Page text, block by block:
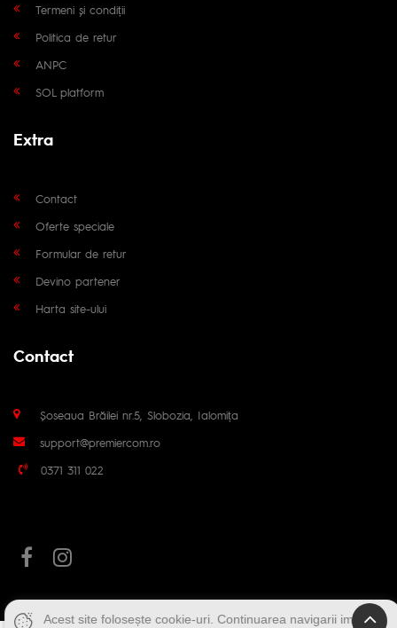
Termeni și condiții
Politica de retur
ANPC
SOL platform
Extra
Contact
Oferte speciale
Formular de retur
Devino partener
Harta site-ului
Contact
Șoseaua Brăilei nr.5, Slobozia, Ialomița
support@premiercom.ro
0371 311 022
Acest site folosește cookie-uri. Continuarea navigarii implica